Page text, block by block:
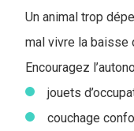
Un animal trop
mal vivre la baisse
Encouragez
jouets
couchage